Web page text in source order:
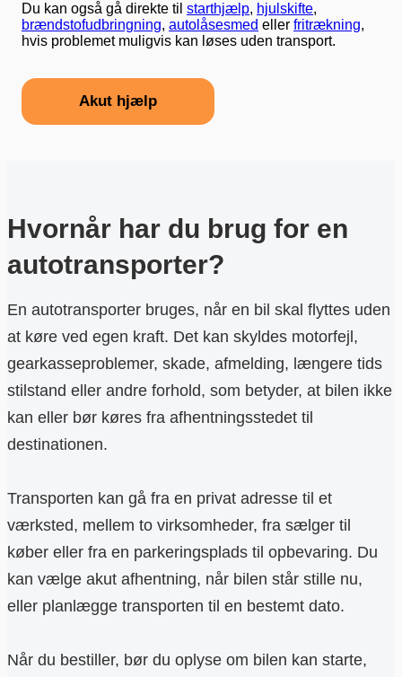
Du kan også gå direkte til starthjælp, hjulskifte,
brændstofudbringning, autolåsesmed eller fritrækning,
hvis problemet muligvis kan løses uden transport.
Akut hjælp
Hvornår har du brug for en
autotransporter?
En autotransporter bruges, når en bil skal flyttes uden
at køre ved egen kraft. Det kan skyldes motorfejl,
gearkasseproblemer, skade, afmelding, længere tids
stilstand eller andre forhold, som betyder, at bilen ikke
kan eller bør køres fra afhentningsstedet til
destinationen.
Transporten kan gå fra en privat adresse til et
værksted, mellem to virksomheder, fra sælger til
køber eller fra en parkeringsplads til opbevaring. Du
kan vælge akut afhentning, når bilen står stille nu,
eller planlægge transporten til en bestemt dato.
Når du bestiller, bør du oplyse om bilen kan starte,